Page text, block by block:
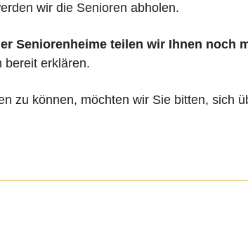
wir die Senioren abholen.
Seniorenheime teilen wir Ihnen noch
bereit erklären.
zu können, möchten wir Sie bitten, sich